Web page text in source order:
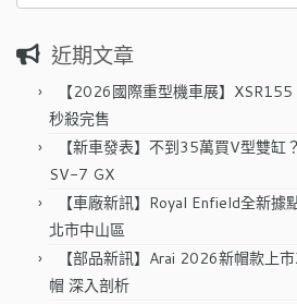
尋
鍵
近期文章
【2026國際重型機車展】
秒殺完售
【新車發表】不到35萬買V型雙缸
SV-7 GX
【車廠新訊】Royal Enfield全新
北市中山區
【部品新訊】Arai 2026新帽款上
帽 深入剖析